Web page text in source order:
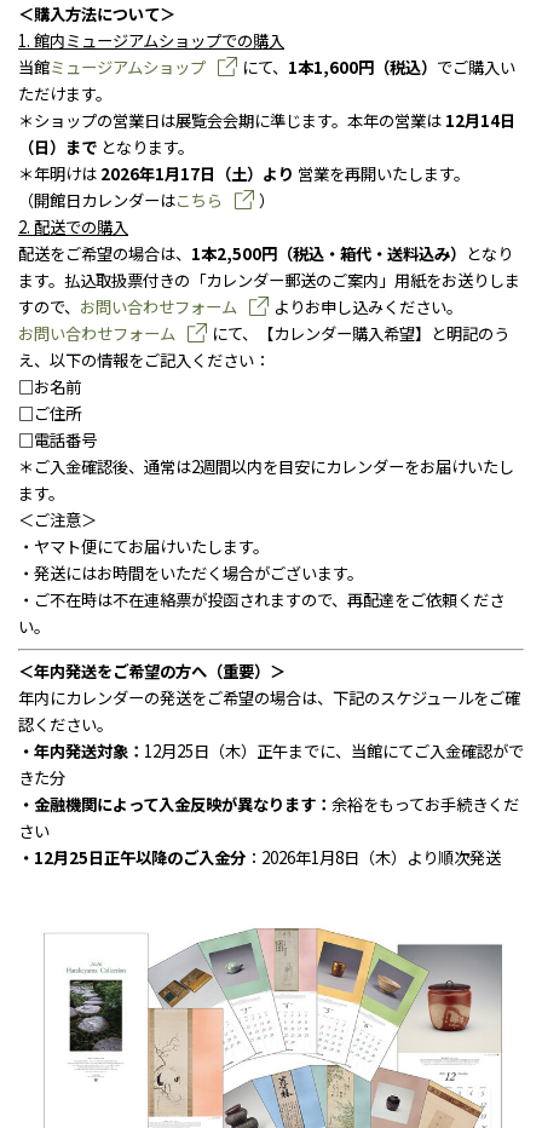
＜購入方法について＞
1. 館内ミュージアムショップでの購入
当館ミュージアムショップ にて、 1本1,600円（税込） でご購入い
ただけます。
＊ショップの営業日は展覧会会期に準じます。本年の営業は 12月14日
（日）まで となります。
＊年明けは 2026年1月17日（土）より 営業を再開いたします。
（開館日カレンダーはこちら
）
2. 配送での購入
配送をご希望の場合は、 1本2,500円（税込・箱代・送料込み） となり
ます。払込取扱票付きの「カレンダー郵送のご案内」用紙をお送りしま
すので、 お問い合わせフォーム
よりお申し込みください。
お問い合わせフォーム
にて、【カレンダー購入希望】と明記のう
え、以下の情報をご記入ください：
□お名前
□ご住所
□電話番号
＊ご入金確認後、通常は2週間以内を目安にカレンダーをお届けいたし
ます。
＜ご注意＞
・ヤマト便にてお届けいたします。
・発送にはお時間をいただく場合がございます。
・ご不在時は不在連絡票が投函されますので、再配達をご依頼くださ
い。
＜年内発送をご希望の方へ（重要）＞
年内にカレンダーの発送をご希望の場合は、下記のスケジュールをご確
認ください。
・年内発送対象： 12月25日（木）正午までに、当館にてご入金確認がで
きた分
・金融機関によって入金反映が異なります： 余裕をもってお手続きくだ
さい
・12月25日正午以降のご入金分 ：2026年1月8日（木）より順次発送